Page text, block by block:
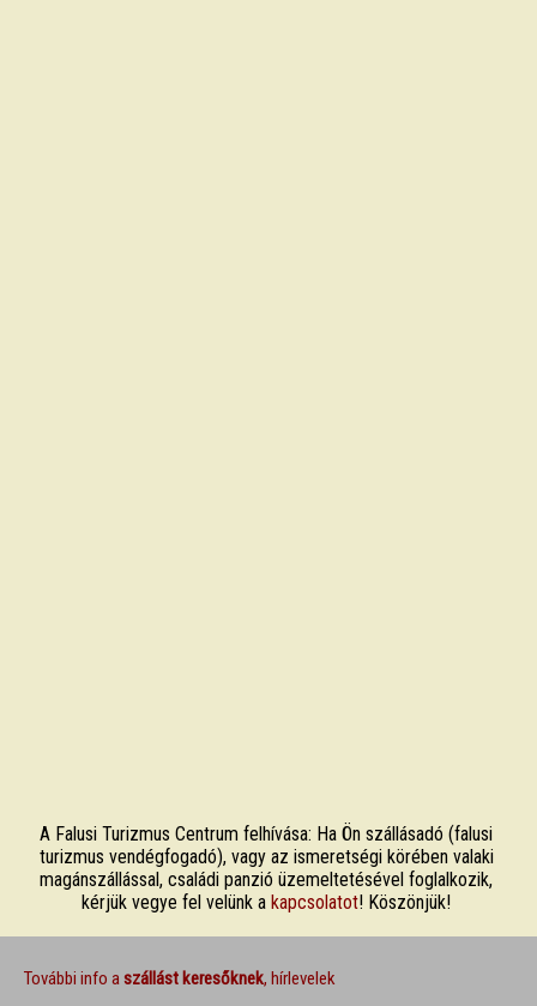
A Falusi Turizmus Centrum felhívása: Ha Ön szállásadó (falusi
turizmus vendégfogadó), vagy az ismeretségi körében valaki
magánszállással, családi panzió üzemeltetésével foglalkozik,
kérjük vegye fel velünk akapcsolatot! Köszönjük!
További info aszállást keresőknek, hírlevelek